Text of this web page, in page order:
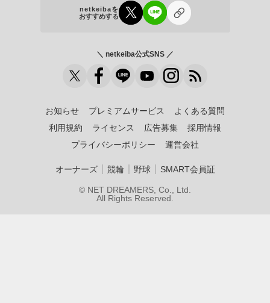
netkeibaを
おすすめする
＼ netkeiba公式SNS ／
お知らせ プレミアムサービス
よくある質問
利用規約
ライセンス 広告募集
採用情報
プライバシーポリシー
運営会社
オーナーズ｜ 競輪 野球｜ SMART会員証
© NET DREAMERS, Co., Ltd.
All Rights Reserved.